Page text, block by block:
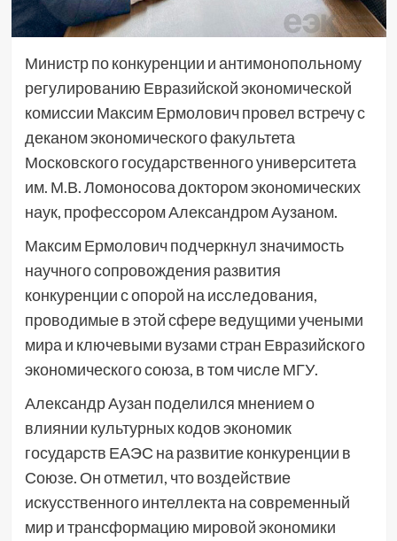
Министр по конкуренции и антимонопольному
регулированию Евразийской экономической
комиссии Максим Ермолович провел встречу с
деканом экономического факультета
Московского государственного университета
им. М.В. Ломоносова доктором экономических
наук, профессором Александром Аузаном.
Максим Ермолович подчеркнул значимость
научного сопровождения развития
конкуренции с опорой на исследования,
проводимые в этой сфере ведущими учеными
мира и ключевыми вузами стран Евразийского
экономического союза, в том числе МГУ.
Александр Аузан поделился мнением о
влиянии культурных кодов экономик
государств ЕАЭС на развитие конкуренции в
Союзе. Он отметил, что воздействие
искусственного интеллекта на современный
мир и трансформацию мировой экономики